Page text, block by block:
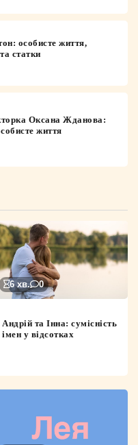
особисте життя,
статки
Оксана Жданова:
життя
6 хв. 0
Андрій та Інна: сумісність
імен у відсотках